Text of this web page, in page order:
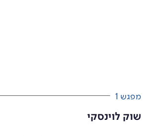
מפגש 1
שוק לוינסקי